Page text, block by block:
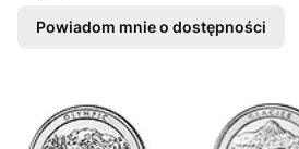
Powiadom mnie o dostępności